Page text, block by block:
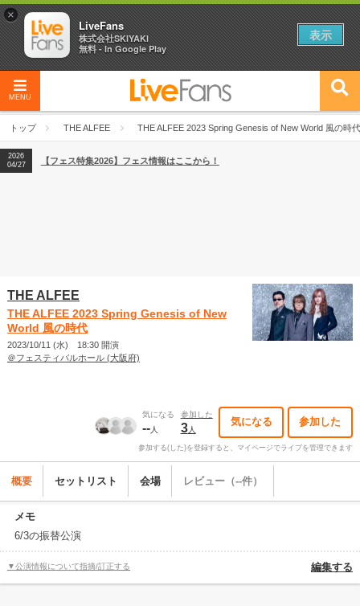
MENU
トップ THE ALFEE THE ALFEE 2023 Spring Genesis of New World 風の時代
2026
04/27
2026
【ライブ動員ランキング】2026年上半期編発表！
2026
04/27
【フェス特集2026】フェス情報はここから！
THE ALFEE
THE ALFEE 2023 Spring Genesis of New
World 風の時代
2023/10/11 (水) 18:30 開演
＠フェスティバルホール (大阪府)
気になる
--人
参加した
3人
気になる 参加した
参加する(した)を登録すると、マイページでライブを管理できます
概要 セットリスト 会場 レビュー（--件）
メモ
6/3の振替公演
▼公演情報について指摘/訂正する 編集する
×
LiveFans
株式会社SKIYAKI
無料 - In Google Play
表示